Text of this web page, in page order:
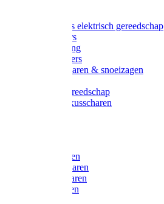
Accessoires elektrisch gereedschap
Grasmaaiers
Tuinreiniging
Robotmaaiers
Heggenscharen & snoeizagen
Klussen gereedschap
Gras & buxusscharen
Snoeischaren
Heggenscharen
Takkenscharen
Snoeimessen